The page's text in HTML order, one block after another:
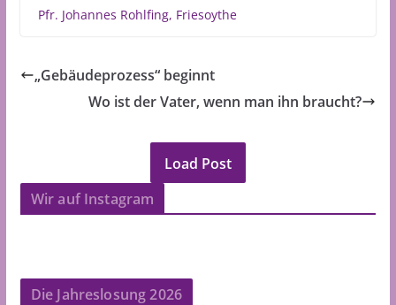
Pfr. Johannes Rohlfing, Friesoythe
„Gebäudeprozess“ beginnt
Wo ist der Vater, wenn man ihn braucht?
Load Post
Wir auf Instagram
Die Jahreslosung 2026